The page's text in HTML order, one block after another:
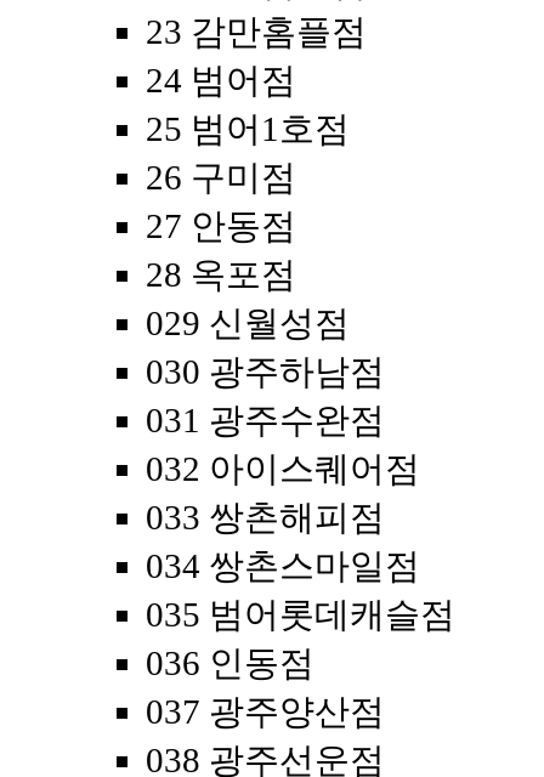
23 감만홈플점
24 범어점
25 범어1호점
26 구미점
27 안동점
28 옥포점
029 신월성점
030 광주하남점
031 광주수완점
032 아이스퀘어점
033 쌍촌해피점
034 쌍촌스마일점
035 범어롯데캐슬점
036 인동점
037 광주양산점
038 광주선운점